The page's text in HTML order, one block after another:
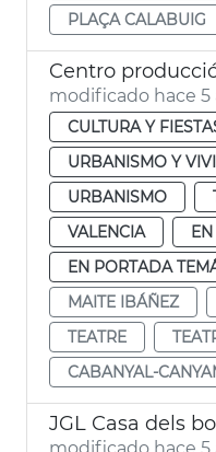
PLAÇA CALABUIG
Centro
modificado hace 5
CULTURA Y
URBANISMO Y
URBANISMO
VALENCIA
EN PORTADA
MAITE IBÁÑEZ
TEATRE
CABANYAL-
JGL Casa dels
modificado hace 5